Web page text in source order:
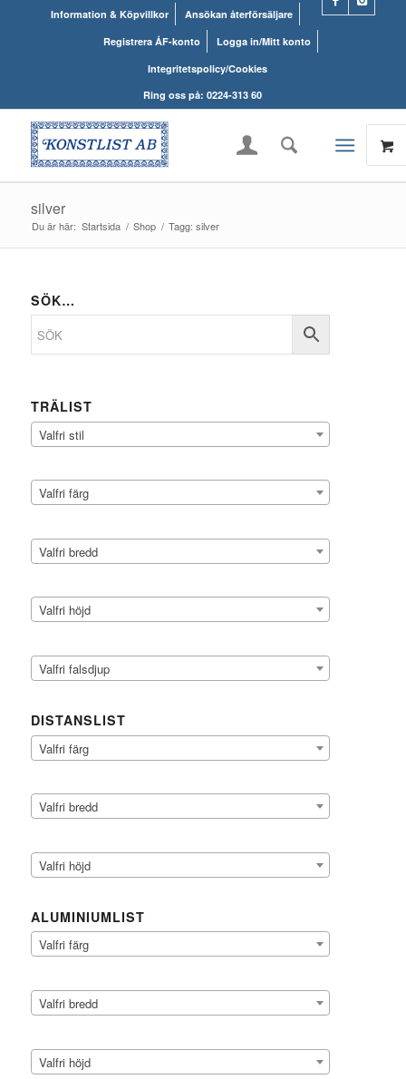
Information & Köpvillkor
Ansökan återförsäljare
Registrera ÅF-konto
Logga in/Mitt konto
Integritetspolicy/Cookies
Ring oss på: 0224-313 60
silver
Du är här: Startsida / Shop / Tagg: silver
SÖK…
TRÄLIST
Valfri stil
Valfri färg
Valfri bredd
Valfri höjd
Valfri falsdjup
DISTANSLIST
Valfri färg
Valfri bredd
Valfri höjd
ALUMINIUMLIST
Valfri färg
Valfri bredd
Valfri höjd